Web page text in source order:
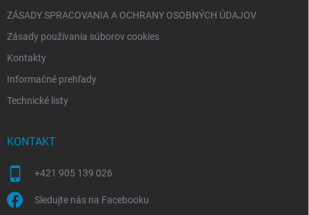
ZÁSADY SPRACOVANIA A OCHRANY OSOBNÝCH ÚDAJOV
Zásady používania súborov cookies
Kontakty
Informačné prehľady
Technické listy
KONTAKT
+421 905 139 026
Sledujte nás na Facebooku